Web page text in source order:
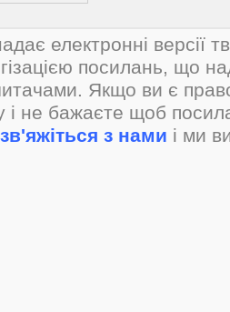
електронні версії
посилань, що
Якщо ви є
і не бажаєте щоб
зв'яжіться з нами і ми